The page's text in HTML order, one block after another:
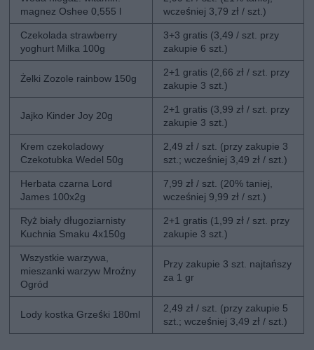
magnez Oshee 0,555 l
wcześniej 3,79 zł / szt.)
Czekolada strawberry
yoghurt Milka 100g
3+3 gratis (3,49 / szt. przy
zakupie 6 szt.)
Żelki Zozole rainbow 150g
2+1 gratis (2,66 zł / szt. przy
zakupie 3 szt.)
Jajko Kinder Joy 20g
2+1 gratis (3,99 zł / szt. przy
zakupie 3 szt.)
Krem czekoladowy
Czekotubka Wedel 50g
2,49 zł / szt. (przy zakupie 3
szt.; wcześniej 3,49 zł / szt.)
Herbata czarna Lord
James 100x2g
7,99 zł / szt. (20% taniej,
wcześniej 9,99 zł / szt.)
Ryż biały długoziarnisty
Kuchnia Smaku 4x150g
2+1 gratis (1,99 zł / szt. przy
zakupie 3 szt.)
Wszystkie warzywa,
mieszanki warzyw Mroźny
Ogród
Przy zakupie 3 szt. najtańszy
za 1 gr
Lody kostka Grześki 180ml
2,49 zł / szt. (przy zakupie 5
szt.; wcześniej 3,49 zł / szt.)